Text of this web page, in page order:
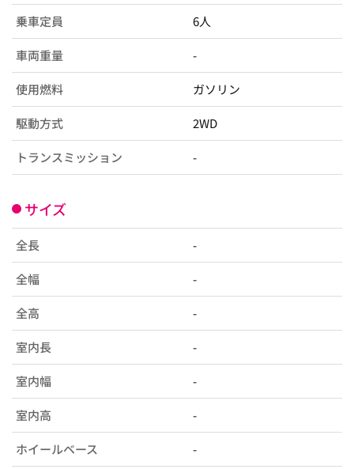
乗車定員 6人
車両重量 -
使用燃料 ガソリン
駆動方式 2WD
トランスミッション -
サイズ
全長 -
全幅 -
全高 -
室内長 -
室内幅 -
室内高 -
ホイールベース -